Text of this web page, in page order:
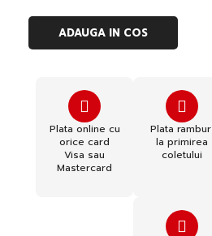
ADAUGA IN COS
Plata online cu
orice card
Visa sau
Mastercard
Plata
la primirea
coletului